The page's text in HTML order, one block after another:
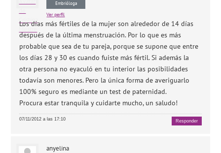
Embrióloga
Ver perfil
Los días más fértiles de la mujer son alrededor de 14 días
después de la última menstruación. Por lo que es más
probable que sea de tu pareja, porque se supone que entre
los días 28 y 30 es cuando fuiste más fértil. Si además la
otra persona no eyaculó en tu interior las posibilidades
todavía son menores. Pero la única forma de averiguarlo
100% seguro es mediante un test de paternidad.
Procura estar tranquila y cuidarte mucho, un saludo!
07/11/2012 a las 17:10 Responder
anyelina